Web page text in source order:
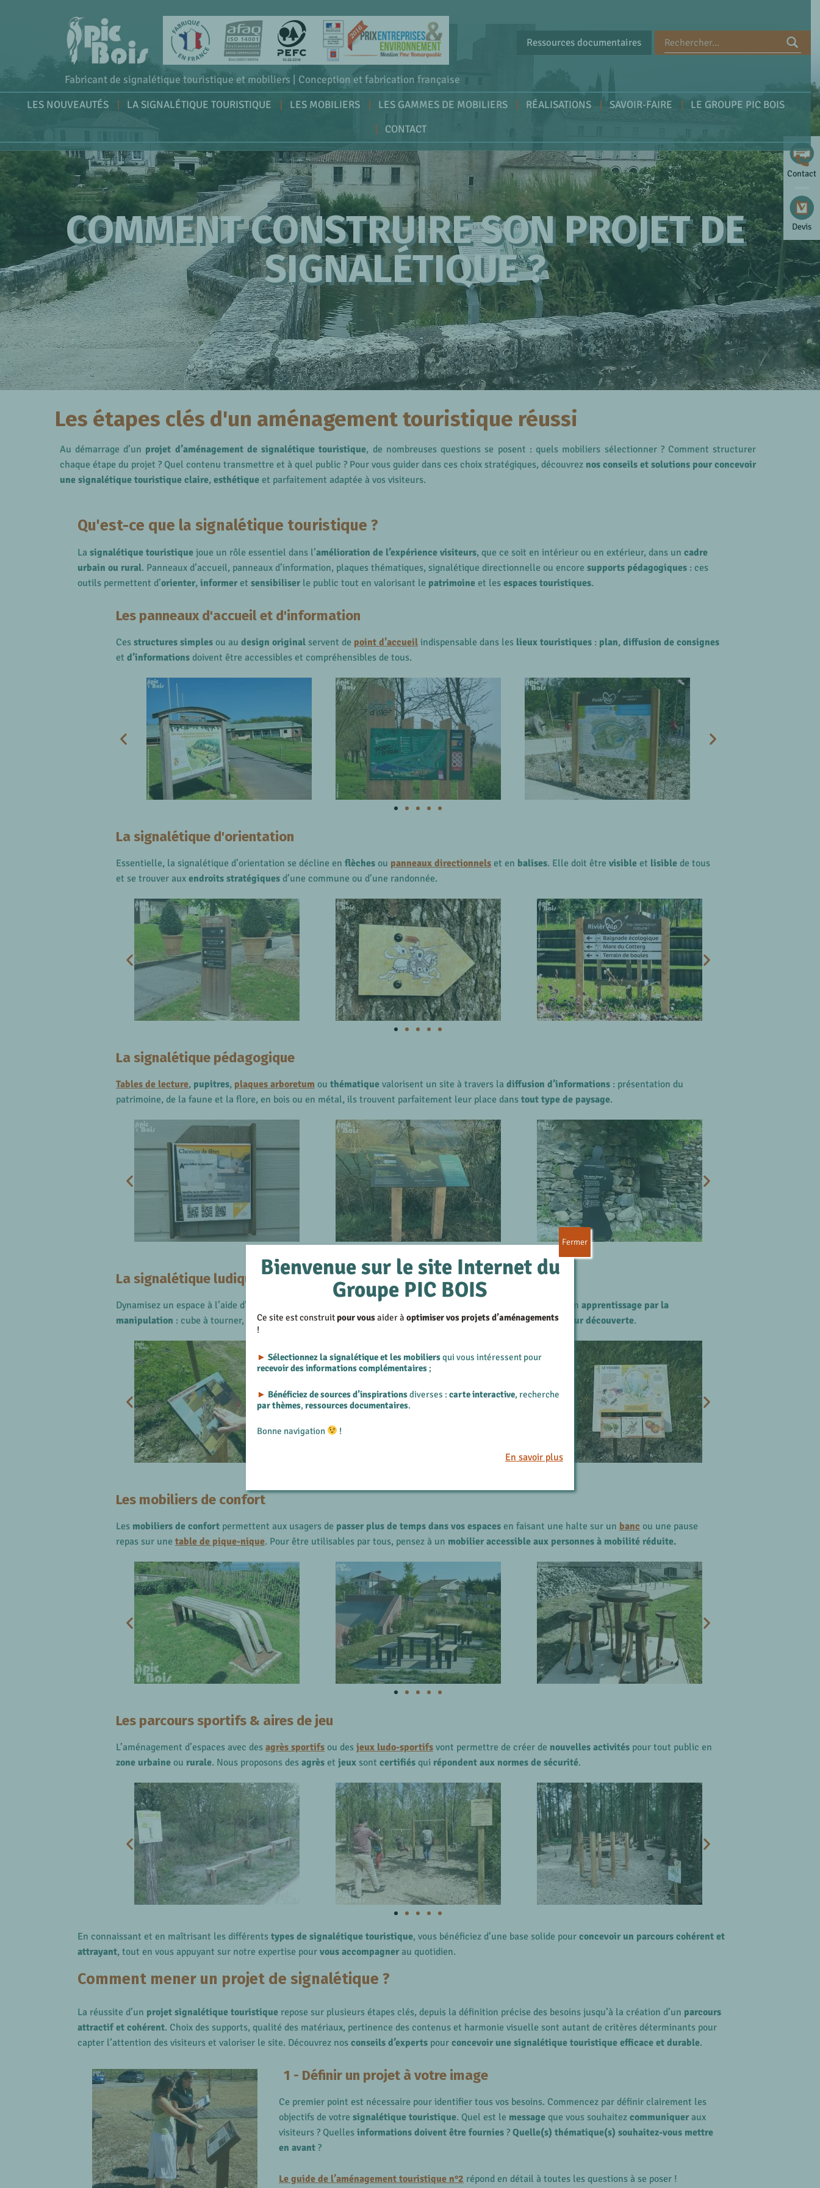
Contact
Devis
Fabricant de signalétique touristique et mobiliers | Conception et fabrication française
LES NOUVEAUTÉS LA SIGNALÉTIQUE TOURISTIQUE LES MOBILIERS LES GAMMES DE MOBILIERS RÉALISATIONS SAVOIR-FAIRE
LE GROUPE PIC BOIS
CONTACT
Ressources documentaires
COMMENT CONSTRUIRE SON PROJET DE
SIGNALÉTIQUE ?
Les étapes clés d'un aménagement touristique réussi
Au démarrage d’un projet d’aménagement de signalétique touristique, de nombreuses questions se posent : quels mobiliers sélectionner ? Comment structurer
chaque étape du projet ? Quel contenu transmettre et à quel public ? Pour vous guider dans ces choix stratégiques, découvrez nos conseils et solutions pour concevoir
une signalétique touristique claire, esthétiqueet parfaitement adaptée à vos visiteurs.
Qu'est-ce que la signalétique touristique ?
La signalétique touristiquejoue un rôle essentiel dans l’amélioration de l’expérience visiteurs, que ce soit en intérieur ou en extérieur, dans un cadre
urbain ou rural. Panneaux d’accueil, panneaux d’information, plaques thématiques, signalétique directionnelle ou encore supports pédagogiques: ces
outils permettent d’orienter, informeret sensibiliserle public tout en valorisant le patrimoineet les espaces touristiques.
Les panneaux d'accueil et d'information
Ces structures simplesou au design originalservent de point d’accueilindispensable dans les lieux touristiques: plan, diffusion de consignes
et d’informationsdoivent être accessibles et compréhensibles de tous.
La signalétique d'orientation
Essentielle, la signalétique d’orientation se décline en flèchesou panneaux directionnelset en balises. Elle doit être visibleet lisiblede tous
et se trouver aux endroits stratégiquesd’une commune ou d’une randonnée.
La signalétique pédagogique
Tables de lecture, pupitres, plaques arboretumou thématiquevalorisent un site à travers la diffusion d’informations: présentation du
patrimoine, de la faune et la flore, en bois ou en métal, ils trouvent parfaitement leur place dans tout type de paysage.
La signalétique ludique d'interprétation
Dynamisez un espace à l’aide d’une . Existante sous différentes formes, elle permet un apprentissage par la
manipulation : cube à tourner, volets à soulever, observation ou écoute, les visiteurs deviennentacteurs de leur découverte.
Les mobiliers de confort
Les mobiliers de confortpermettent aux usagers de passer plus de temps dans vos espacesen faisant une halte sur un banc ou une pause
repas sur une table de pique-nique. Pour être utilisables par tous, pensez à un mobilier accessible aux personnes à mobilité réduite.
Les parcours sportifs & aires de jeu
L’aménagement d’espaces avec des agrès sportifsou des jeux ludo-sportifsvont permettre de créer de nouvelles activitéspour tout public en
zone urbaine ou rurale. Nous proposons des agrèset jeuxsont certifiés qui répondent aux normes de sécurité.
En connaissant et en maîtrisant les différents types de signalétique touristique, vous bénéficiez d’une base solide pour concevoir un parcours cohérent et
attrayant, tout en vous appuyant sur notre expertise pour vous accompagnerau quotidien.
Comment mener un projet de signalétique ?
La réussite d’un projet signalétique touristiquerepose sur plusieurs étapes clés, depuis la définition précise des besoins jusqu’à la création d’un parcours
attractif et cohérent. Choix des supports, qualité des matériaux, pertinence des contenus et harmonie visuelle sont autant de critères déterminants pour
capter l’attention des visiteurs et valoriser le site. Découvrez nos conseils d’expertspour concevoir une signalétique touristique efficace et durable.
1 - Définir un projet à votre image
Ce premier point est nécessaire pour identifier tous vos besoins. Commencez par définir clairement les
objectifs de votre signalétique touristique. Quel est le messageque vous souhaitez communiqueraux
visiteurs ? Quelles informations doivent être fournies? Quelle(s) thématique(s) souhaitez-vous mettre
en avant?
Le guide de l’aménagement touristique n°2 répond en détail à toutes les questions à se poser !
Bienvenue sur le site Internet du
Groupe PIC BOIS
Ce site est construitpour vousaider àoptimiser vos projets d’aménagements
!
► Sélectionnez la signalétique et les mobiliersqui vous intéressent pour
recevoir des informations complémentaires ;
► Bénéficiez de sources d’inspirationsdiverses :carte interactive, recherche
par thèmes,ressources documentaires.
Bonne navigation !
En savoir plus
Fermer